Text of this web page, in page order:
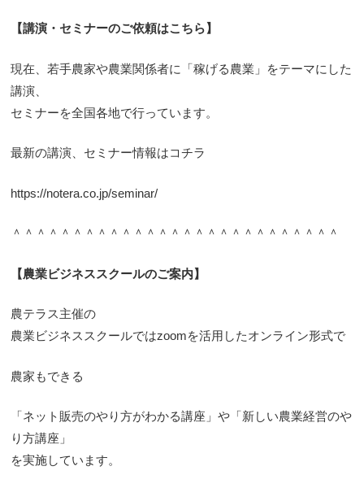
【講演・セミナーのご依頼はこちら】
現在、若手農家や農業関係者に「稼げる農業」をテーマにした
講演、
セミナーを全国各地で行っています。
最新の講演、セミナー情報はコチラ
https://notera.co.jp/seminar/
＾＾＾＾＾＾＾＾＾＾＾＾＾＾＾＾＾＾＾＾＾＾＾＾＾＾＾
【農業ビジネススクールのご案内】
農テラス主催の
農業ビジネススクールではzoomを活用したオンライン形式で
農家もできる
「ネット販売のやり方がわかる講座」や「新しい農業経営のや
り方講座」
を実施しています。